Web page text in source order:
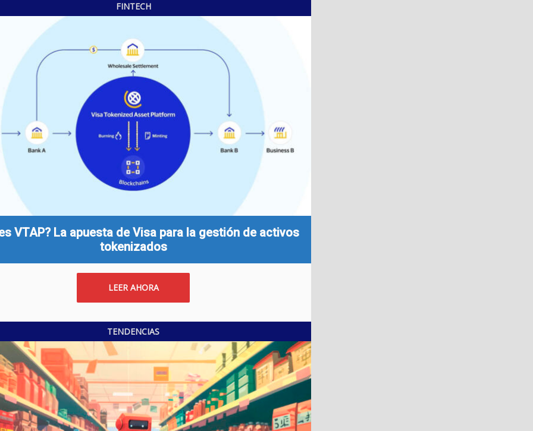
FINTECH
VTAP? La apuesta de Visa para la gestión de activos
tokenizados
LEER AHORA
TENDENCIAS